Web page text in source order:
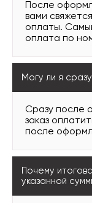
После
вами
оплаты.
оплата по
Могу ли я
Сразу после
заказ
после
Почему
указанной